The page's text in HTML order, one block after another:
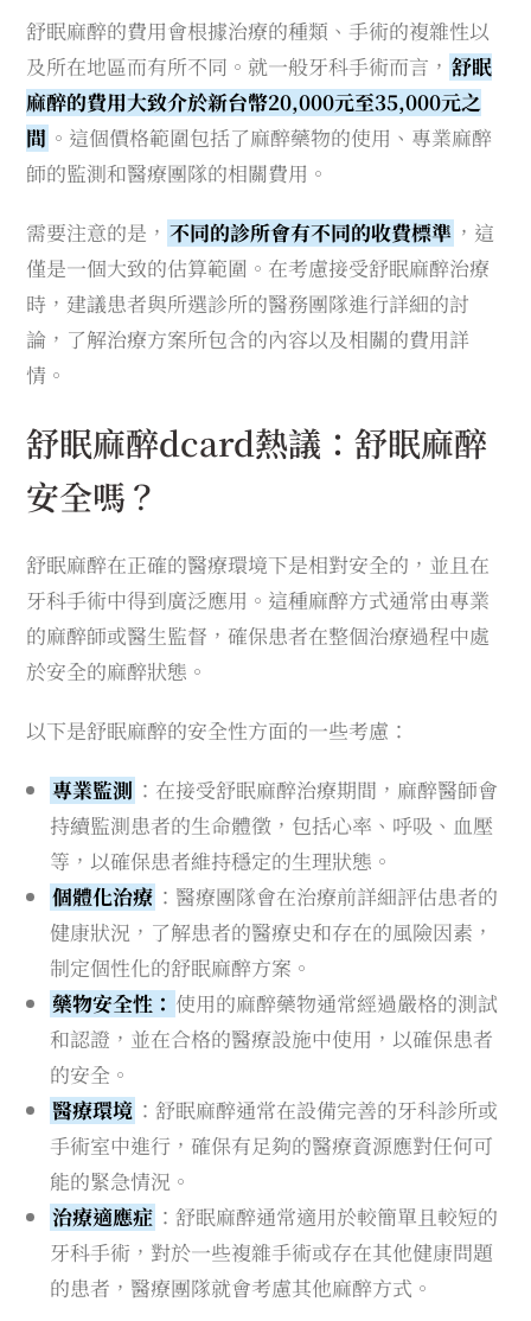
舒眠麻醉的費用會根據治療的種類、手術的複雜性以
及所在地區而有所不同。就一般牙科手術而言， 舒眠
麻醉的費用大致介於新台幣20,000元至35,000元之
間 。這個價格範圍包括了麻醉藥物的使用、專業麻醉
師的監測和醫療團隊的相關費用。
需要注意的是， 不同的診所會有不同的收費標準 ，這
僅是一個大致的估算範圍。在考慮接受舒眠麻醉治療
時，建議患者與所選診所的醫務團隊進行詳細的討
論，了解治療方案所包含的內容以及相關的費用詳
情。
舒眠麻醉dcard熱議：舒眠麻醉
安全嗎？
舒眠麻醉在正確的醫療環境下是相對安全的，並且在
牙科手術中得到廣泛應用。這種麻醉方式通常由專業
的麻醉師或醫生監督，確保患者在整個治療過程中處
於安全的麻醉狀態。
以下是舒眠麻醉的安全性方面的一些考慮：
專業監測 ：在接受舒眠麻醉治療期間，麻醉醫師會
持續監測患者的生命體徵，包括心率、呼吸、血壓
等，以確保患者維持穩定的生理狀態。
個體化治療 ：醫療團隊會在治療前詳細評估患者的
健康狀況，了解患者的醫療史和存在的風險因素，
制定個性化的舒眠麻醉方案。
藥物安全性： 使用的麻醉藥物通常經過嚴格的測試
和認證，並在合格的醫療設施中使用，以確保患者
的安全。
醫療環境 ：舒眠麻醉通常在設備完善的牙科診所或
手術室中進行，確保有足夠的醫療資源應對任何可
能的緊急情況。
治療適應症 ：舒眠麻醉通常適用於較簡單且較短的
牙科手術，對於一些複雜手術或存在其他健康問題
的患者，醫療團隊就會考慮其他麻醉方式。